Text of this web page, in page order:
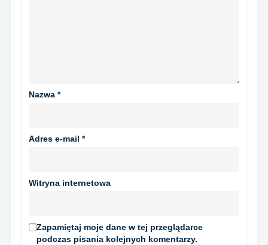
Nazwa *
Adres e-mail *
Witryna internetowa
Zapamiętaj moje dane w tej przeglądarce
podczas pisania kolejnych komentarzy.